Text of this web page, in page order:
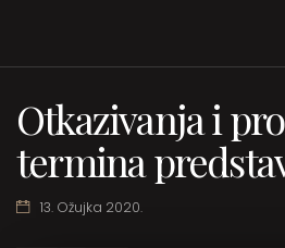
Otkazivanja i
termina
13. Ožujka 2020.